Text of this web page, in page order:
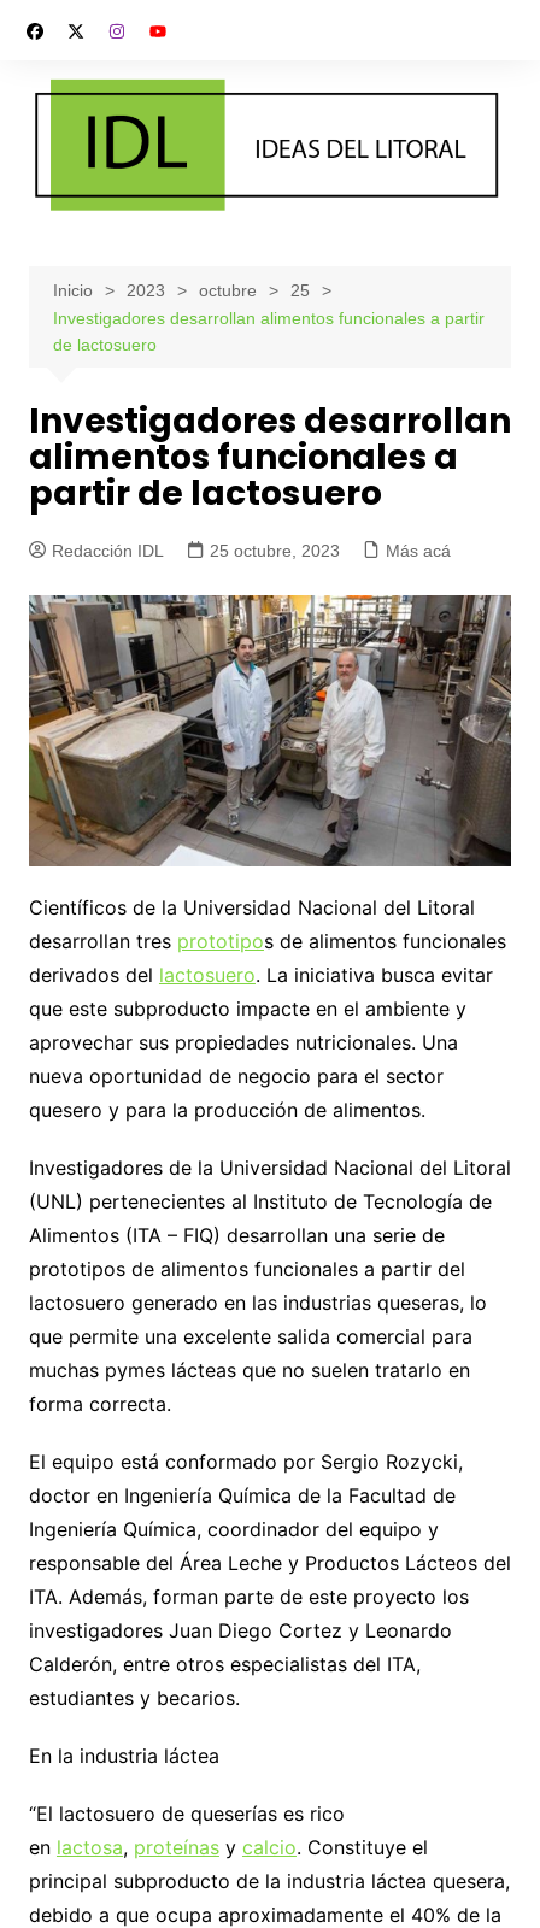
contenido
Inicio 2023 octubre
25
Investigadores desarrollan alimentos funcionales a partir
de lactosuero
Investigadores desarrollan
alimentos funcionales a
partir de lactosuero
Redacción IDL 25 octubre, 2023 Más acá
Científicos de la Universidad Nacional del Litoral
desarrollan tres prototipos de alimentos funcionales
derivados del lactosuero. La iniciativa busca evitar
que este subproducto impacte en el ambiente y
aprovechar sus propiedades nutricionales. Una
nueva oportunidad de negocio para el sector
quesero y para la producción de alimentos.
Investigadores de la Universidad Nacional del Litoral
(UNL) pertenecientes al Instituto de Tecnología de
Alimentos (ITA – FIQ) desarrollan una serie de
prototipos de alimentos funcionales a partir del
lactosuero generado en las industrias queseras, lo
que permite una excelente salida comercial para
muchas pymes lácteas que no suelen tratarlo en
forma correcta.
El equipo está conformado por Sergio Rozycki,
doctor en Ingeniería Química de la Facultad de
Ingeniería Química, coordinador del equipo y
responsable del Área Leche y Productos Lácteos del
ITA. Además, forman parte de este proyecto los
investigadores Juan Diego Cortez y Leonardo
Calderón, entre otros especialistas del ITA,
estudiantes y becarios.
En la industria láctea
“El lactosuero de queserías es rico
en lactosa, proteínasy calcio. Constituye el
principal subproducto de la industria láctea quesera,
debido a que ocupa aproximadamente el 40% de la